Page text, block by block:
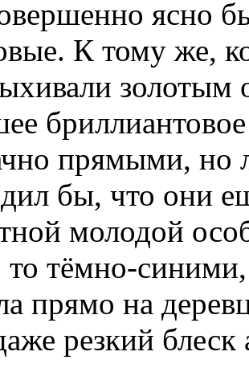
ясно
К тому же,
золотым
прямыми,
бы, что они
молодой
тёмно-
прямо на
резкий блеск